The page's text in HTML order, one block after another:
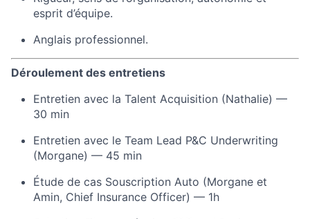
esprit d’équipe.
Anglais professionnel.
Déroulement des entretiens
Entretien avec la Talent Acquisition (Nathalie) —
30 min
Entretien avec le Team Lead P&C Underwriting
(Morgane) — 45 min
Étude de cas Souscription Auto (Morgane et
Amin, Chief Insurance Officer) — 1h